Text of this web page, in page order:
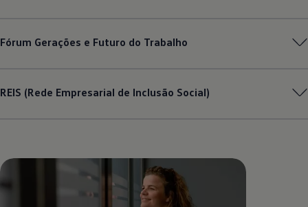
Fórum Gerações e Futuro do Trabalho
REIS (Rede Empresarial de Inclusão Social)